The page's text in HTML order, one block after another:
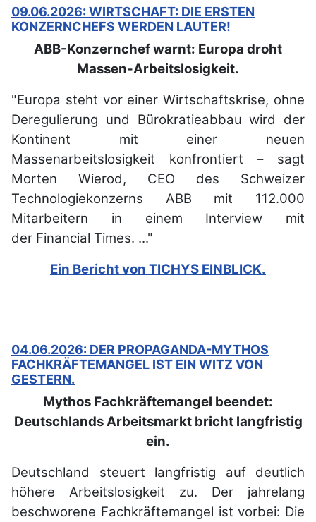
09.06.2026: WIRTSCHAFT: DIE ERSTEN
KONZERNCHEFS WERDEN LAUTER!
ABB-Konzernchef warnt: Europa droht
Massen-Arbeitslosigkeit.
"Europa steht vor einer Wirtschaftskrise, ohne
Deregulierung und Bürokratieabbau wird der
Kontinent mit einer neuen
Massenarbeitslosigkeit konfrontiert – sagt
Morten Wierod, CEO des Schweizer
Technologiekonzerns ABB mit 112.000
Mitarbeitern in einem Interview mit
der Financial Times. ..."
Ein Bericht von TICHYS EINBLICK.
04.06.2026: DER PROPAGANDA-MYTHOS
FACHKRÄFTEMANGEL IST EIN WITZ VON
GESTERN.
Mythos Fachkräftemangel beendet:
Deutschlands Arbeitsmarkt bricht langfristig
ein.
Deutschland steuert langfristig auf deutlich
höhere Arbeitslosigkeit zu. Der jahrelang
beschworene Fachkräftemangel ist vorbei: Die